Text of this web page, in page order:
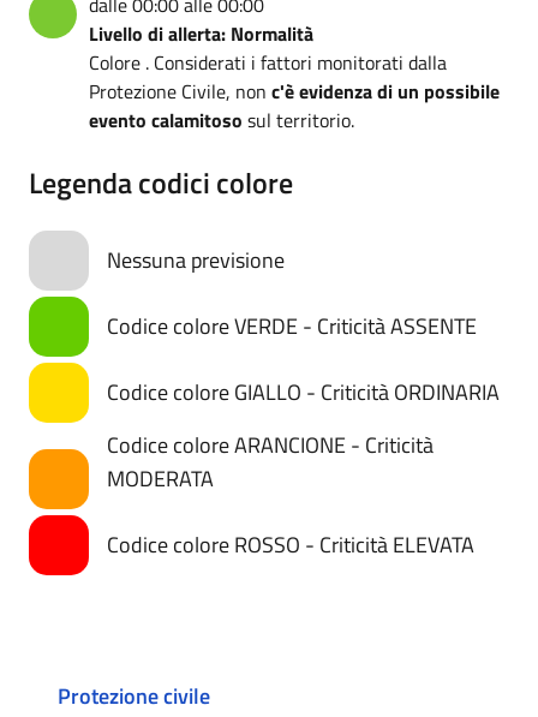
Livello di allerta: Normalità
Colore . Considerati i fattori monitorati dalla
Protezione Civile, non c'è evidenza di un possibile
evento calamitoso sul territorio.
Legenda codici colore
Nessuna previsione
Codice colore VERDE - Criticità ASSENTE
Codice colore GIALLO - Criticità ORDINARIA
Codice colore ARANCIONE - Criticità
MODERATA
Codice colore ROSSO - Criticità ELEVATA
Protezione civile